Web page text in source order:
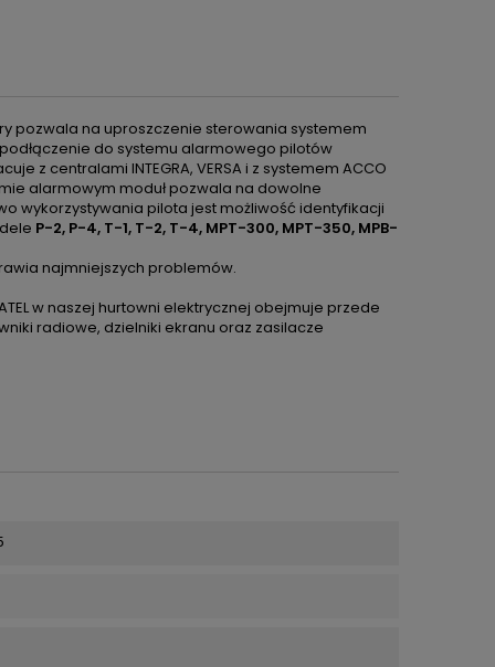
pozwala na uproszczenie sterowania systemem
do systemu alarmowego pilotów
z centralami INTEGRA, VERSA i z systemem ACCO
alarmowym moduł pozwala na dowolne
wykorzystywania pilota jest możliwość identyfikacji
P-2, P-4, T-1, T-2, T-4, MPT-300, MPT-350, MPB-
najmniejszych problemów.
w naszej hurtowni elektrycznej obejmuje przede
radiowe, dzielniki ekranu oraz zasilacze